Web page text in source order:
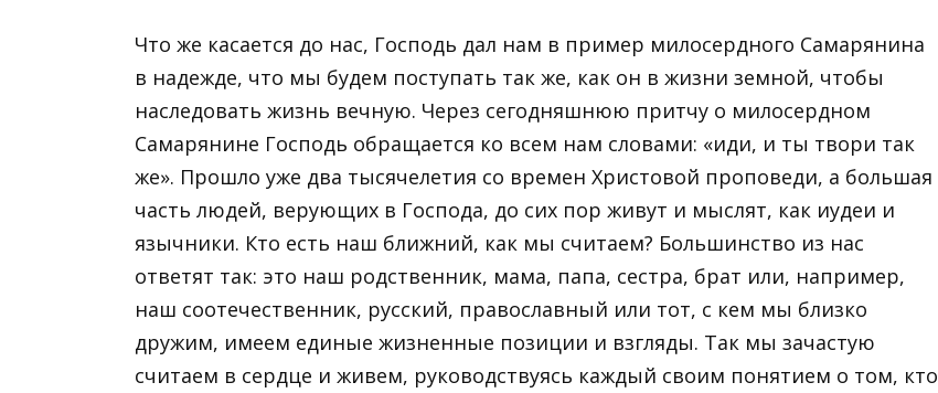
Что же касается до нас, Господь дал нам в пример милосердного Самарянина
в надежде, что мы будем поступать так же, как он в жизни земной, чтобы
наследовать жизнь вечную. Через сегодняшнюю притчу о милосердном
Самарянине Господь обращается ко всем нам словами: «иди, и ты твори так
же». Прошло уже два тысячелетия со времен Христовой проповеди, а большая
часть людей, верующих в Господа, до сих пор живут и мыслят, как иудеи и
язычники. Кто есть наш ближний, как мы считаем? Большинство из нас
ответят так: это наш родственник, мама, папа, сестра, брат или, например,
наш соотечественник, русский, православный или тот, с кем мы близко
дружим, имеем единые жизненные позиции и взгляды. Так мы зачастую
считаем в сердце и живем, руководствуясь каждый своим понятием о том, кто